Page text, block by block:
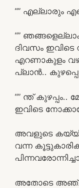
“” എല്ലാരും
“”
ദിവസം ഇവിടെ
എറണാകുളം
പ്ലാൻ..
“” ന്ത്‌
ഇവിടെ
അവളുടെ
വന്ന
അതോടെ അഞ്ചു